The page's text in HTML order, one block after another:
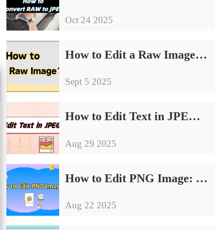
Oct 24 2025
How to Edit a Raw Image: 4 Simple and Effective Ways
Sept 5 2025
How to Edit Text in JPEG Image｜4 Effective Methods for Beginners
Aug 29 2025
How to Edit PNG Image: 4 Easy Methods for Quick Results
Aug 22 2025